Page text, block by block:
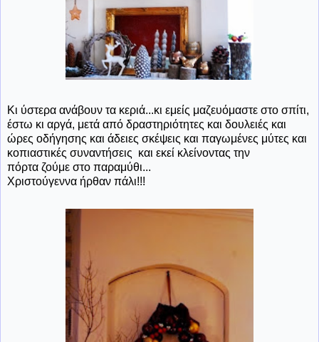
Κι ύστερα ανάβουν τα κεριά...κι εμείς μαζευόμαστε στο σπίτι,
έστω κι αργά, μετά από δραστηριότητες και δουλειές και
ώρες οδήγησης και άδειες σκέψεις και παγωμένες μύτες και
κοπιαστικές συναντήσεις και εκεί κλείνοντας την
πόρτα ζούμε στο παραμύθι...
Χριστούγεννα ήρθαν πάλι!!!